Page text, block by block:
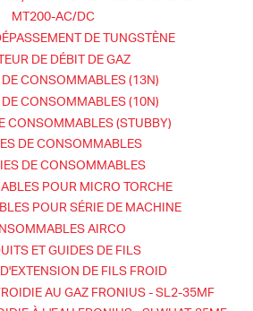
MT200-AC/DC
DE TUNGSTÈNE
DE DÉBIT DE GAZ
DE CONSOMMABLES (13N)
DE CONSOMMABLES (10N)
CONSOMMABLES (STUBBY)
DE CONSOMMABLES
DE CONSOMMABLES
POUR MICRO TORCHE
POUR SÉRIE DE MACHINE
AIRCO
ET GUIDES DE FILS
DE FILS FROID
AU GAZ FRONIUS - SL2-35MF